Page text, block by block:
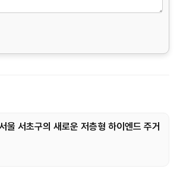
대해서 부동의할 수 있으나, 이 경우 게시판
없어 관심고객 등록이 불가능합니다.
울 서초구의 새로운 저층형 하이엔드 주거